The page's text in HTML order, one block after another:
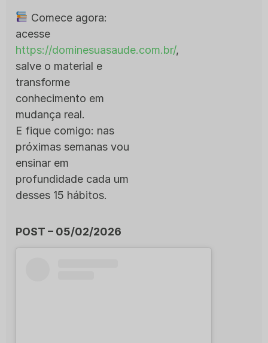
Comece agora:
acesse
https://dominesuasaude.com.br/,
salve o material e
transforme
conhecimento em
mudança real.
E fique comigo: nas
próximas semanas vou
ensinar em
profundidade cada um
desses 15 hábitos.
POST – 05/02/2026